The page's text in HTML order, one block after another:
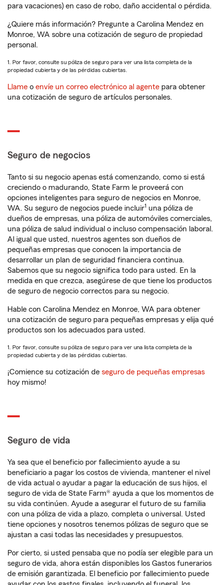
para vacaciones) en caso de robo, daño accidental o pérdida.
¿Quiere más información? Pregunte a Carolina Mendez en
Monroe, WA sobre una cotización de seguro de propiedad
personal.
1. Por favor, consulte su póliza de seguro para ver una lista completa de la
propiedad cubierta y de las pérdidas cubiertas.
Llame o envíe un correo electrónico al agente para obtener
una cotización de seguro de artículos personales.
Seguro de negocios
Tanto si su negocio apenas está comenzando, como si está
creciendo o madurando, State Farm le proveerá con
opciones inteligentes para seguro de negocios en Monroe,
WA. Su seguro de negocios puede incluir1 una póliza de
dueños de empresas, una póliza de automóviles comerciales,
una póliza de salud individual o incluso compensación laboral.
Al igual que usted, nuestros agentes son dueños de
pequeñas empresas que conocen la importancia de
desarrollar un plan de seguridad financiera continua.
Sabemos que su negocio significa todo para usted. En la
medida en que crezca, asegúrese de que tiene los productos
de seguro de negocio correctos para su negocio.
Hable con Carolina Mendez en Monroe, WA para obtener
una cotización de seguro para pequeñas empresas y elija qué
productos son los adecuados para usted.
1. Por favor, consulte su póliza de seguro para ver una lista completa de la
propiedad cubierta y de las pérdidas cubiertas.
¡Comience su cotización de seguro de pequeñas empresas
hoy mismo!
Seguro de vida
Ya sea que el beneficio por fallecimiento ayude a su
beneficiario a pagar los costos de vivienda, mantener el nivel
de vida actual o ayudar a pagar la educación de sus hijos, el
seguro de vida de State Farm® ayuda a que los momentos de
su vida continúen. Ayude a asegurar el futuro de su familia
con una póliza de vida a plazo, completa o universal. Usted
tiene opciones y nosotros tenemos pólizas de seguro que se
ajustan a casi todas las necesidades y presupuestos.
Por cierto, si usted pensaba que no podía ser elegible para un
seguro de vida, ahora están disponibles los Gastos funerarios
de emisión garantizada. El beneficio por fallecimiento puede